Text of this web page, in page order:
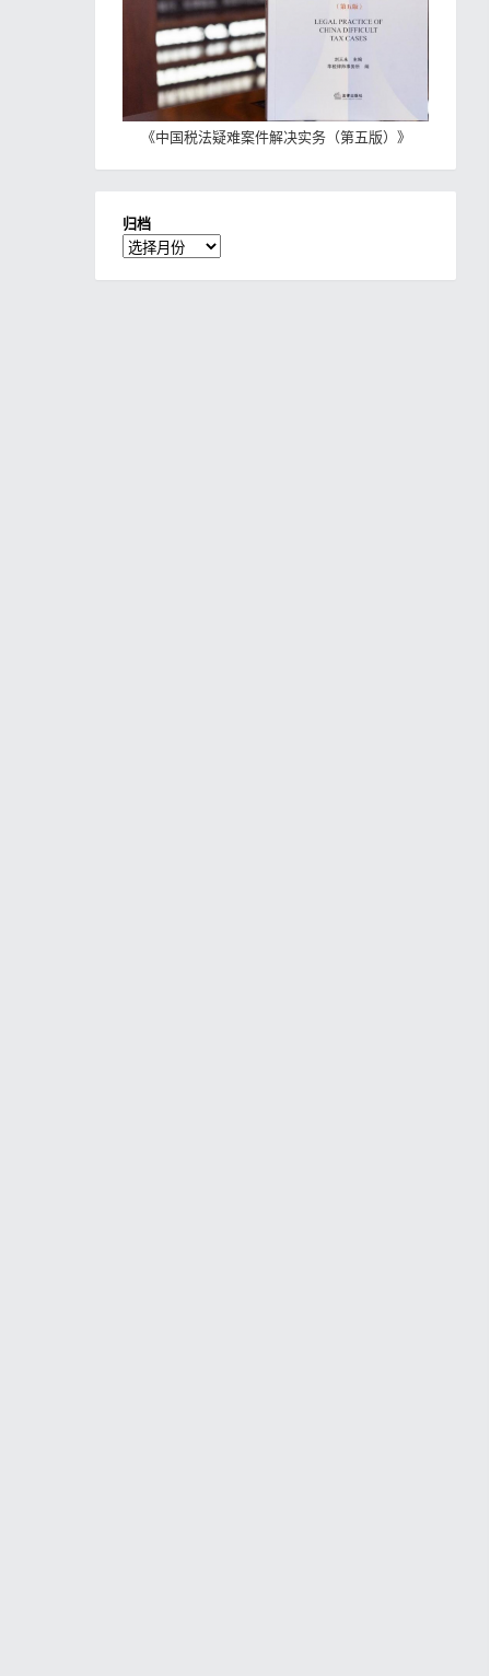
《中国税法疑难案件解决实务（第五版） 》
归档
归
档